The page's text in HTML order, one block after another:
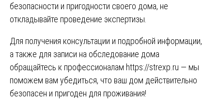
безопасности и пригодности своего дома, не
откладывайте проведение экспертизы.
Для получения консультации и подробной информации,
а также для записи на обследование дома
обращайтесь к профессионалам https://strexp.ru — мы
поможем вам убедиться, что ваш дом действительно
безопасен и пригоден для проживания!